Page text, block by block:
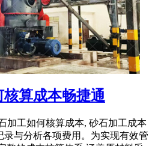
算成本畅捷通
加工如何核算成本, 砂石加工成本
录与分析各项费用。为实现有效管